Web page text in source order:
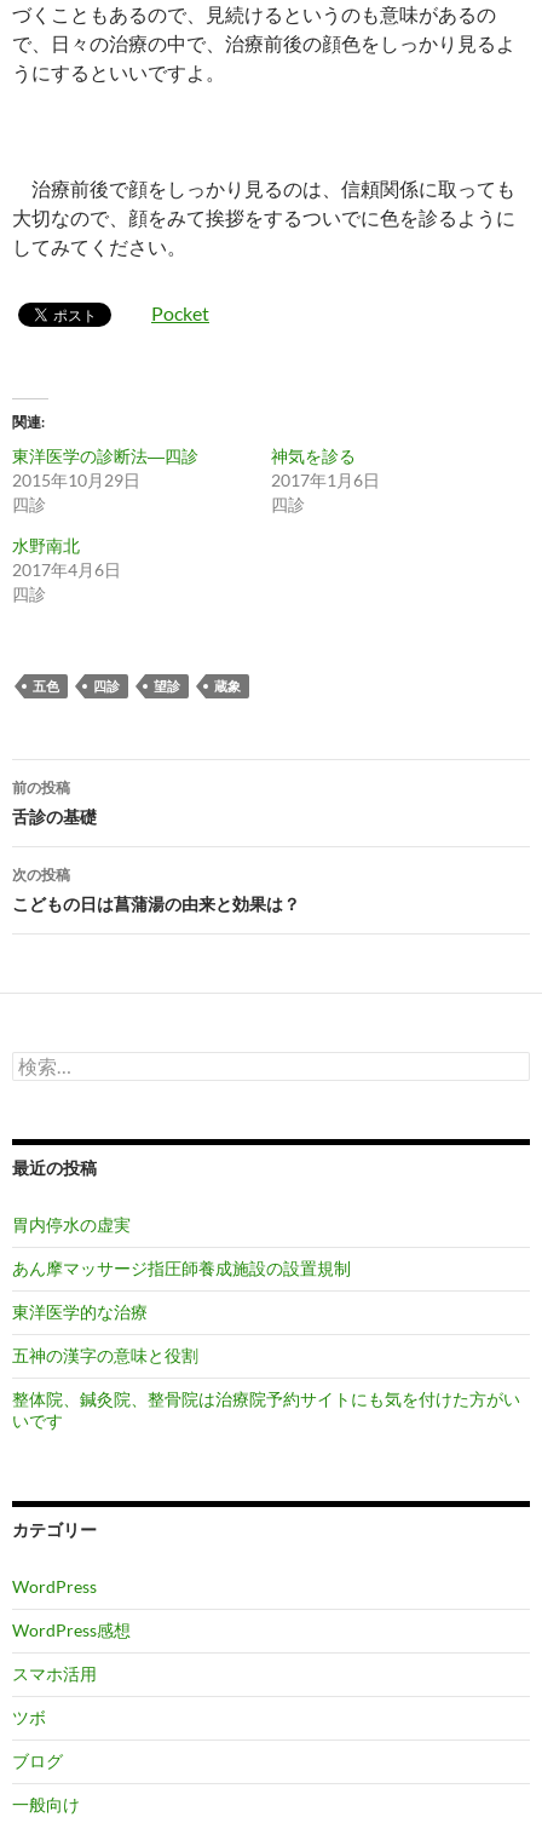
づくこともあるので、見続けるというのも意味があるの
で、日々の治療の中で、治療前後の顔色をしっかり見るよ
うにするといいですよ。
治療前後で顔をしっかり見るのは、信頼関係に取っても
大切なので、顔をみて挨拶をするついでに色を診るように
してみてください。
Pocket
関連
東洋医学の診断法―四診
2015年10月29日
四診
神気を診る
2017年1月6日
四診
水野南北
2017年4月6日
四診
五色 四診 望診 蔵象
投
稿
ナ
ビ
ゲ
ー
ョ
前の投稿
舌診の基礎
次の投稿
こどもの日は菖蒲湯の由来と効果は？
検
索:
最近の投稿
胃内停水の虚実
あん摩マッサージ指圧師養成施設の設置規制
東洋医学的な治療
五神の漢字の意味と役割
整体院、鍼灸院、整骨院は治療院予約サイトにも気を付けた方がい
いです
カテゴリー
WordPress
WordPress感想
スマホ活用
ツボ
ブログ
一般向け